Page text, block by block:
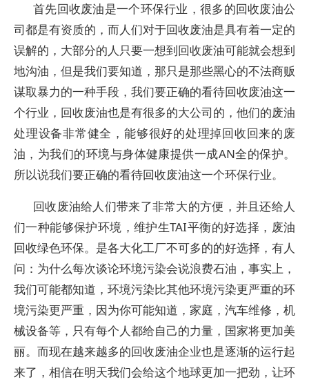
首先回收废油是一个环保行业，很多的回收废油公
司都是有资质的，而人们对于回收废油是具有着一定的
误解的，大部分的人只要一想到回收废油可能就会想到
地沟油，但是我们要知道，那只是那些黑心的不法商贩
谋取暴力的一种手段，我们要正确的看待回收废油这一
个行业，回收废油也是有很多的大公司的，他们的废油
处理设备非常健全，能够很好的处理掉回收回来的废
油，为我们的环境与身体健康提供一成AN全的保护。
所以说我们要正确的看待回收废油这一个环保行业。
回收废油给人们带来了非常大的方便，并且还给人
们一种能够保护环境，维护生TAI平衡的好选择，废油
回收绿色环保。是各大化工厂不可多的的好选择，有人
问：为什么每次谈论环境污染会说浪费石油，事实上，
我们可能都知道，环境污染比其他环境污染更严重的环
境污染更严重，因为你可能知道，家庭，汽车维修，机
械设备等，只有每个人都给自己的力量，国家将更加美
丽。而现在越来越多的回收废油企业也是逐渐的运行起
来了，相信在明天我们会给这个地球更加一把劲，让环